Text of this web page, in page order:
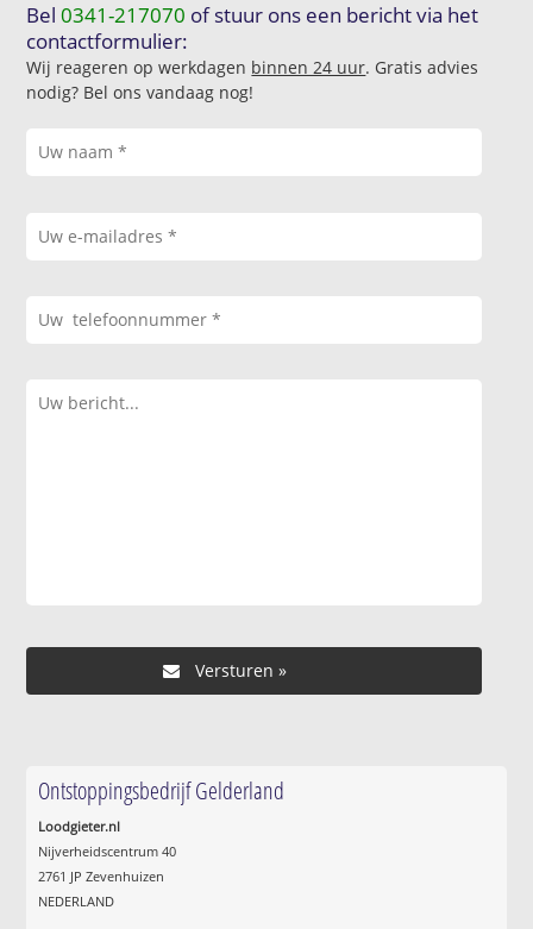
Bel0341-217070 of stuur ons een bericht via het
contactformulier:
Wij reageren op werkdagen binnen 24 uur. Gratis advies
nodig? Bel ons vandaag nog!
Ontstoppingsbedrijf Gelderland
Loodgieter.nl
Nijverheidscentrum 40
2761 JP Zevenhuizen
NEDERLAND